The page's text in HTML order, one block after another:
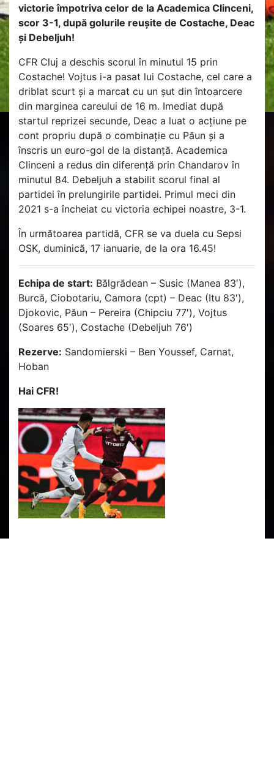
victorie împotriva celor de la Academica Clinceni,
scor 3-1, după golurile reușite de Costache, Deac
și Debeljuh!
CFR Cluj a deschis scorul în minutul 15 prin
Costache! Vojtus i-a pasat lui Costache, cel care a
driblat scurt și a marcat cu un șut din întoarcere
din marginea careului de 16 m. Imediat după
startul reprizei secunde, Deac a luat o acțiune pe
cont propriu după o combinație cu Păun și a
înscris un euro-gol de la distanță. Academica
Clinceni a redus din diferență prin Chandarov în
minutul 84. Debeljuh a stabilit scorul final al
partidei în prelungirile partidei. Primul meci din
2021 s-a încheiat cu victoria echipei noastre, 3-1.
În următoarea partidă, CFR se va duela cu Sepsi
OSK, duminică, 17 ianuarie, de la ora 16.45!
Echipa de start: Bălgrădean – Susic (Manea 83′),
Burcă, Ciobotariu, Camora (cpt) – Deac (Itu 83′),
Djokovic, Păun – Pereira (Chipciu 77′), Vojtus
(Soares 65′), Costache (Debeljuh 76′)
Rezerve: Sandomierski – Ben Youssef, Carnat,
Hoban
Hai CFR!